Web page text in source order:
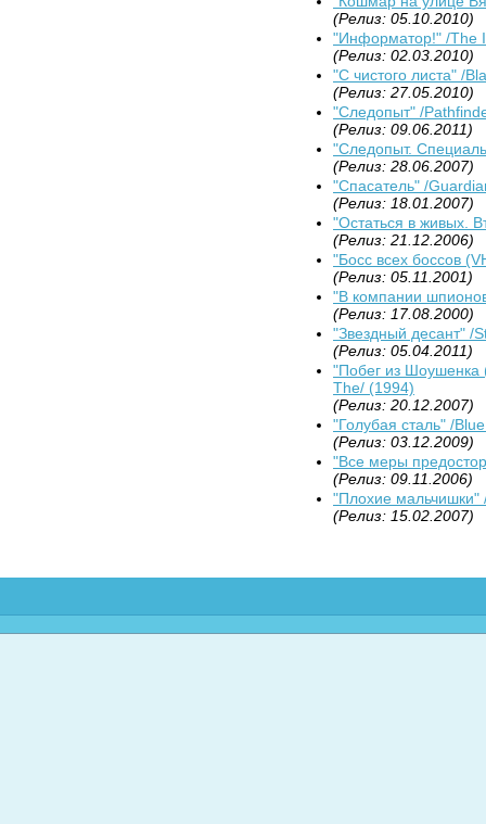
(Релиз: 05.10.2010)
"Информатор!" /The
(Релиз: 02.03.2010)
"С чистого листа" /
(Релиз: 27.05.2010)
"Следопыт" /
(Релиз: 09.06.2011)
"Следопыт.
(Релиз: 28.06.2007)
"Спасатель" /
(Релиз: 18.01.2007)
"Остаться в живых.
(Релиз: 21.12.2006)
"Босс всех боссов
(Релиз: 05.11.2001)
"В компании
(Релиз: 17.08.2000)
"Звездный десант" /
(Релиз: 05.04.2011)
"Побег из Шоушенка
The/ (1994)
(Релиз: 20.12.2007)
"Голубая сталь" /
(Релиз: 03.12.2009)
"Все меры
(Релиз: 09.11.2006)
"Плохие мальчишки"
(Релиз: 15.02.2007)